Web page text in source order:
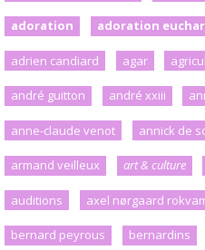
adoration adoration
adrien candiard agar
andré guitton andré xxiii
anne-claude venot annick de
armand veilleux art & culture
auditions axel nørgaard
bernard peyrous bernardins